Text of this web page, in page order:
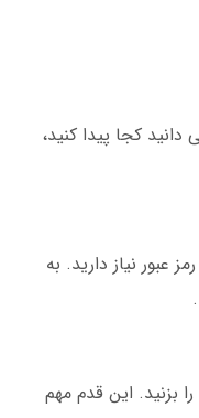
نمی دانید کجا پیدا کنید،
عبور نیاز دارید. به
ارسال مجدد را بزنید. این قدم مهم